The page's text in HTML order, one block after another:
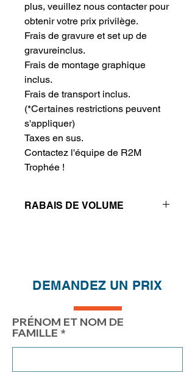
plus, veuillez nous contacter pour
obtenir votre prix privilège.
Frais de gravure et set up de
gravureinclus.
Frais de montage graphique
inclus.
Frais de transport inclus.
(*Certaines restrictions peuvent
s'appliquer)
Taxes en sus.
Contactez l'équipe de R2M
Trophée !
RABAIS DE VOLUME
PRIX 440.00$ 390.00$ 365.00$
DEMANDEZ UN PRIX
PRÉNOM ET NOM DE
FAMILLE